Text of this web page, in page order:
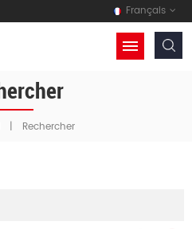
Français
| Rechercher